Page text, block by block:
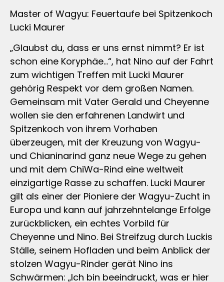
Master of Wagyu: Feuertaufe bei Spitzenkoch
Lucki Maurer
„Glaubst du, dass er uns ernst nimmt? Er ist
schon eine Koryphäe…“, hat Nino auf der Fahrt
zum wichtigen Treffen mit Lucki Maurer
gehörig Respekt vor dem großen Namen.
Gemeinsam mit Vater Gerald und Cheyenne
wollen sie den erfahrenen Landwirt und
Spitzenkoch von ihrem Vorhaben
überzeugen, mit der Kreuzung von Wagyu-
und Chianinarind ganz neue Wege zu gehen
und mit dem ChiWa-Rind eine weltweit
einzigartige Rasse zu schaffen. Lucki Maurer
gilt als einer der Pioniere der Wagyu-Zucht in
Europa und kann auf jahrzehntelange Erfolge
zurückblicken, ein echtes Vorbild für
Cheyenne und Nino. Bei Streifzug durch Luckis
Ställe, seinem Hofladen und beim Anblick der
stolzen Wagyu-Rinder gerät Nino ins
Schwärmen: „Ich bin beeindruckt, was er hier